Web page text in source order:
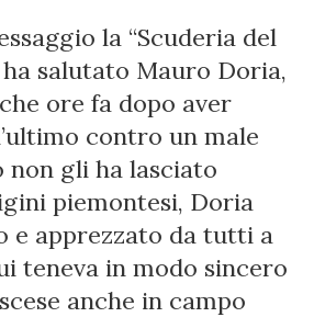
la “Scuderia del
ha salutato Mauro Doria,
ore fa dopo aver
contro un male
gli ha lasciato
piemontesi, Doria
e apprezzato da tutti a
teneva in modo sincero
anche in campo